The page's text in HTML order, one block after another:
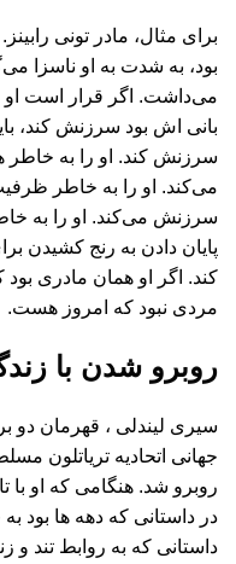
برای مثال، مادر تونی
بود، به شدت به او ناسزا
می‌داشت. اگر قرار است او
بانی اش بود سرزنش کند،
سرزنش کند. او را به
می‌کند. او را به خاطر
سرزنش می‌کند. او را به
پایان دادن به رنج کشیدن
کند. اگر او همان مادری
مردی نبود که امروز هست.
روبرو شدن با
سیری لیندلی ، قهرمان دو
جهانی اتحادیه تریاتلون
روبرو شد. هنگامی که او
در داستانی که دهه ها
داستانی که به روابط تند و